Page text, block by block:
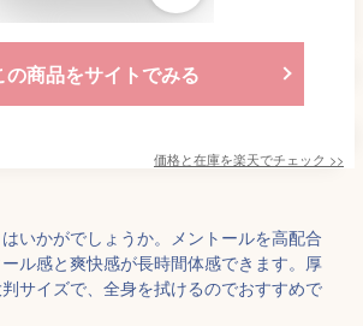
の商品をサイトでみる
価格と在庫を楽天でチェック >>
いかがでしょうか。メントールを高配合
ル感と爽快感が長時間体感できます。厚
サイズで、全身を拭けるのでおすすめで